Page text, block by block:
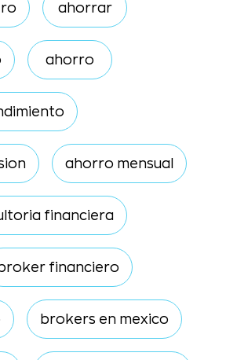
ahorrar
ahorro
ahorro mensual
financiera
broker financiero
brokers en mexico